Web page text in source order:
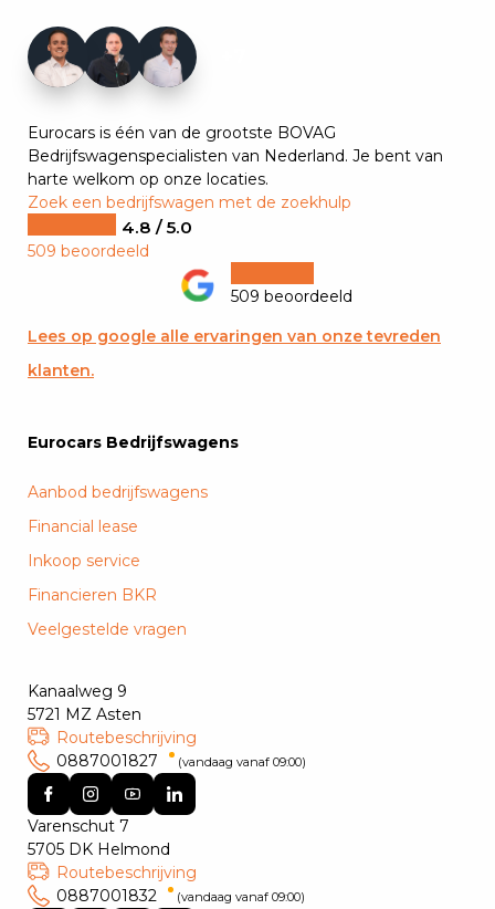
Eurocars is één van de grootste BOVAG
Bedrijfswagenspecialisten van Nederland. Je bent van
harte welkom op onze locaties.
Zoek een bedrijfswagen met de zoekhulp
4.8 / 5.0
509 beoordeeld
509 beoordeeld
Lees op google alle ervaringen van onze tevreden
klanten.
Eurocars Bedrijfswagens
Aanbod bedrijfswagens
Financial lease
Inkoop service
Financieren BKR
Veelgestelde vragen
Kanaalweg 9
5721 MZ Asten
Routebeschrijving
0887001827
(vandaag vanaf 09:00)
Varenschut 7
5705 DK Helmond
Routebeschrijving
0887001832
(vandaag vanaf 09:00)